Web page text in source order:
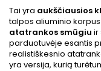
Tai yra aukščiausios
talpos aliuminio
atatrankos smūgiu ir
parduotuvėje esantis
realistiškesnio
yra versija, kurią